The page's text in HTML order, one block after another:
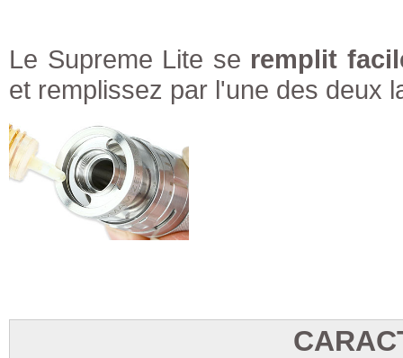
Le Supreme Lite se remplit
et remplissez par l'une des deux